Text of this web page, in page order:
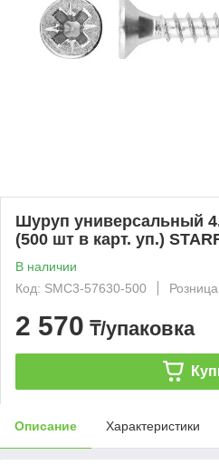
Шуруп универсальный
(500 шт в карт. уп.)
В наличии
Код: SMC3-57630-500
Розница
2 570 ₸/упаковка
Описание Характеристики